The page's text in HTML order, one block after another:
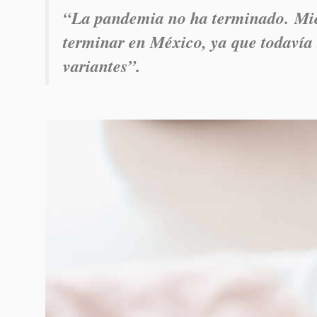
“La pandemia no ha terminado.
terminar en México, ya que
variantes”.